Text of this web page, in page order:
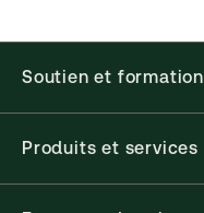
Soutien et formation
Produits et services